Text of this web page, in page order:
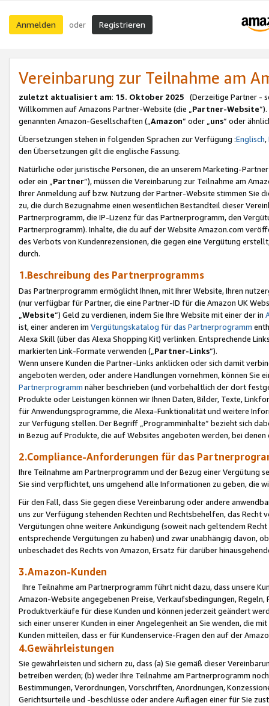
Anmelden oder Registrieren
Vereinbarung zur Teilnahme am
zuletzt aktualisiert am: 15. Oktober 2025 (Derzeitige Partner -
Willkommen auf Amazons Partner-Website (die „Partner-Website
genannten Amazon-Gesellschaften („Amazon“ oder „uns“ oder
Übersetzungen stehen in folgenden Sprachen zur Verfügung :Englisch,
den Übersetzungen gilt die englische Fassung.
Natürliche oder juristische Personen, die an unserem Marketing-
oder ein „Partner“), müssen die Vereinbarung zur Teilnahme am
Ihrer Anmeldung auf bzw. Nutzung der Partner-Website stimmen Sie
zu, die durch Bezugnahme einen wesentlichen Bestandteil dieser
Partnerprogramm, die IP-Lizenz für das Partnerprogramm, den
Partnerprogramm). Inhalte, die du auf der Website Amazon.com
des Verbots von Kundenrezensionen, die gegen eine Vergütung
durch.
1.Beschreibung des Partnerprogramms
Das Partnerprogramm ermöglicht Ihnen, mit Ihrer Website, Ihren
(nur verfügbar für Partner, die eine Partner-ID für die Amazon UK
Website“) Geld zu verdienen, indem Sie Ihre Website mit einer der in
ist, einer anderen im Vergütungskatalog für das Partnerprogramm
Alexa Skill (über das Alexa Shopping Kit) verlinken. Entsprechende
markierten Link-Formate verwenden („ Partner-Links“).
Wenn unsere Kunden die Partner-Links anklicken oder sich damit
angeboten werden, oder andere Handlungen vornehmen, können Sie
Partnerprogramm näher beschrieben (und vorbehaltlich der dort
Produkte oder Leistungen können wir Ihnen Daten, Bilder, Texte,
für Anwendungsprogramme, die Alexa-Funktionalität und weitere
zur Verfügung stellen. Der Begriff „Programminhalte“ bezieht sich
in Bezug auf Produkte, die auf Websites angeboten werden, bei
2.Compliance-Anforderungen für das
Ihre Teilnahme am Partnerprogramm und der Bezug einer Vergütung
Sie sind verpflichtet, uns umgehend alle Informationen zu geben, die
Für den Fall, dass Sie gegen diese Vereinbarung oder andere
uns zur Verfügung stehenden Rechten und Rechtsbehelfen, das
Vergütungen ohne weitere Ankündigung (soweit nach geltendem
entsprechende Vergütungen zu haben) und zwar unabhängig davon,
unbeschadet des Rechts von Amazon, Ersatz für darüber
3.Amazon-Kunden
Ihre Teilnahme am Partnerprogramm führt nicht dazu, dass unsere
Amazon-Website angegebenen Preise, Verkaufsbedingungen,
Produktverkäufe für diese Kunden und können jederzeit geändert
sich einer unserer Kunden in einer Angelegenheit an Sie wenden, die
Kunden mitteilen, dass er für Kundenservice-Fragen den auf der
4.Gewährleistungen
Sie gewährleisten und sichern zu, dass (a) Sie gemäß dieser
betreiben werden; (b) weder Ihre Teilnahme am Partnerprogramm
Bestimmungen, Verordnungen, Vorschriften, Anordnungen,
Gerichtsurteile und -beschlüsse oder andere Auflagen einer für Sie